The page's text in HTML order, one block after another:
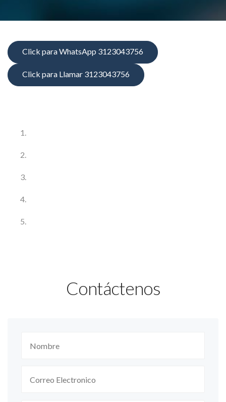
Click para WhatsApp 3123043756
Click para Llamar 3123043756
Contáctenos